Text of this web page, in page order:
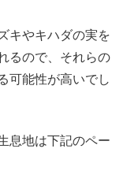
キやキハダの実を
るので、それらの
可能性が高いでし
息地は下記のペー